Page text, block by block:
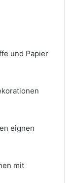
und Papier
eignen
mit